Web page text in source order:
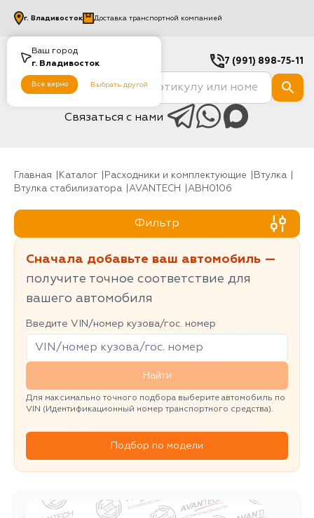
Ваш город
г. Владивосток
Все верно Выбрать другой
г. Владивосток Доставка транспортной компанией
7 (991) 898-75-11
Связаться с нами
Главная Каталог Расходники и комплектующие
Втулка
Втулка стабилизатора
AVANTECH ABH0106
Фильтр
Сначала добавьте ваш автомобиль —
получите точное соответствие для
вашего автомобиля
Введите VIN/номер кузова/гос. номер
Найти
Для максимально точного подбора выберите автомобиль по
VIN (Идентификационный номер транспортного средства).
Подбор по модели